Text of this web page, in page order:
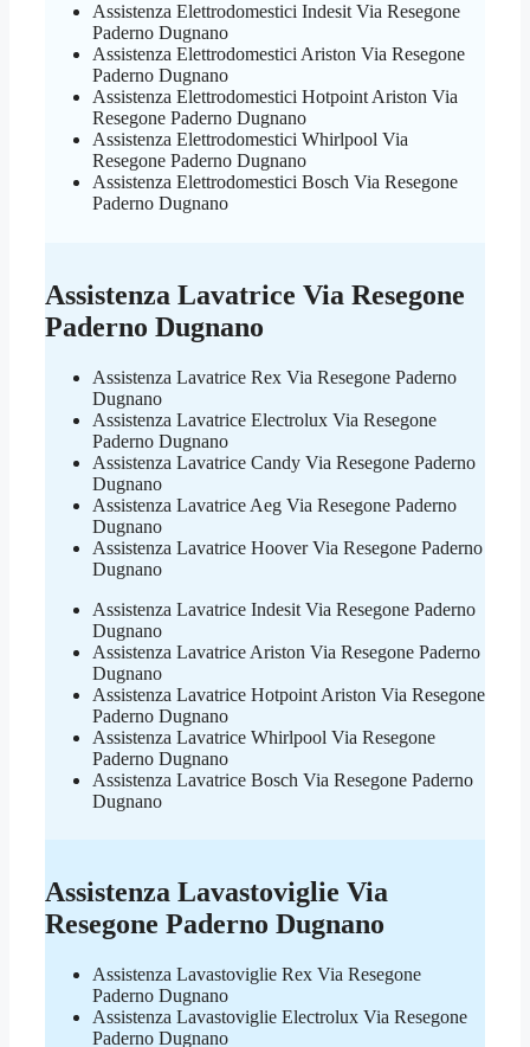
Assistenza Elettrodomestici Indesit Via Resegone
Paderno Dugnano
Assistenza Elettrodomestici Ariston Via Resegone
Paderno Dugnano
Assistenza Elettrodomestici Hotpoint Ariston Via
Resegone Paderno Dugnano
Assistenza Elettrodomestici Whirlpool Via
Resegone Paderno Dugnano
Assistenza Elettrodomestici Bosch Via Resegone
Paderno Dugnano
Assistenza Lavatrice Via Resegone
Paderno Dugnano
Assistenza Lavatrice Rex Via Resegone Paderno
Dugnano
Assistenza Lavatrice Electrolux Via Resegone
Paderno Dugnano
Assistenza Lavatrice Candy Via Resegone Paderno
Dugnano
Assistenza Lavatrice Aeg Via Resegone Paderno
Dugnano
Assistenza Lavatrice Hoover Via Resegone Paderno
Dugnano
Assistenza Lavatrice Indesit Via Resegone Paderno
Dugnano
Assistenza Lavatrice Ariston Via Resegone Paderno
Dugnano
Assistenza Lavatrice Hotpoint Ariston Via Resegone
Paderno Dugnano
Assistenza Lavatrice Whirlpool Via Resegone
Paderno Dugnano
Assistenza Lavatrice Bosch Via Resegone Paderno
Dugnano
Assistenza Lavastoviglie Via
Resegone Paderno Dugnano
Assistenza Lavastoviglie Rex Via Resegone
Paderno Dugnano
Assistenza Lavastoviglie Electrolux Via Resegone
Paderno Dugnano